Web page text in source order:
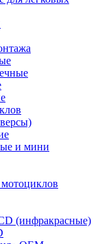
и мини
(инфракрасные)